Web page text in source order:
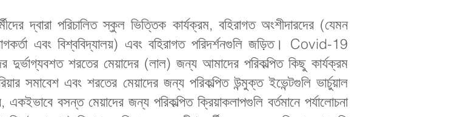
দ্বারা পরিচালিত স্কুল ভিত্তিক কার্যক্রম, বহিরাগত অংশীদারদের (যেমন
এবং বিশ্ববিদ্যালয়) এবং বহিরাগত পরিদর্শনগুলি জড়িত। Covid-19
দুর্ভাগ্যবশত শরতের মেয়াদের (লাল) জন্য আমাদের পরিকল্পিত কিছু কার্যক্রম
সমাবেশ এবং শরতের মেয়াদের জন্য পরিকল্পিত উন্মুক্ত ইভেন্টগুলি ভার্চুয়াল
বসন্ত মেয়াদের জন্য পরিকল্পিত ক্রিয়াকলাপগুলি বর্তমানে পর্যালোচনা